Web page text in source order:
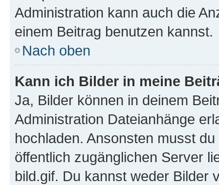
Administration kann auch die
einem Beitrag benutzen kannst.
Nach oben
Kann ich Bilder in meine
Ja, Bilder können in deinem
Administration Dateianhänge
hochladen. Ansonsten musst
öffentlich zugänglichen Server
bild.gif. Du kannst weder Bilder